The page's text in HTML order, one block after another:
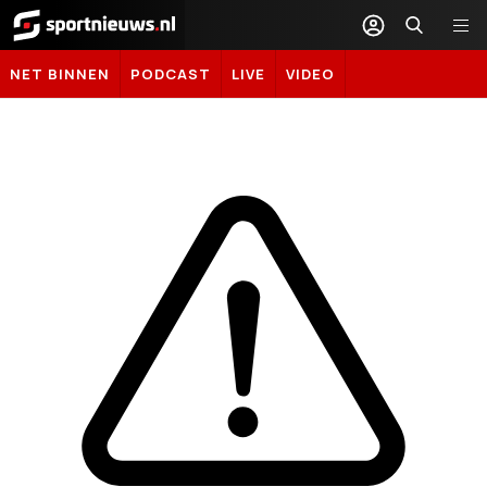
Sportnieuws.nl
NET BINNEN PODCAST LIVE VIDEO